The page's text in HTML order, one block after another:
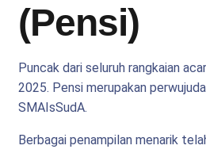
(Pensi)
Puncak dari seluruh rangkaian
2025. Pensi merupakan
SMAIsSudA.
Berbagai penampilan menarik